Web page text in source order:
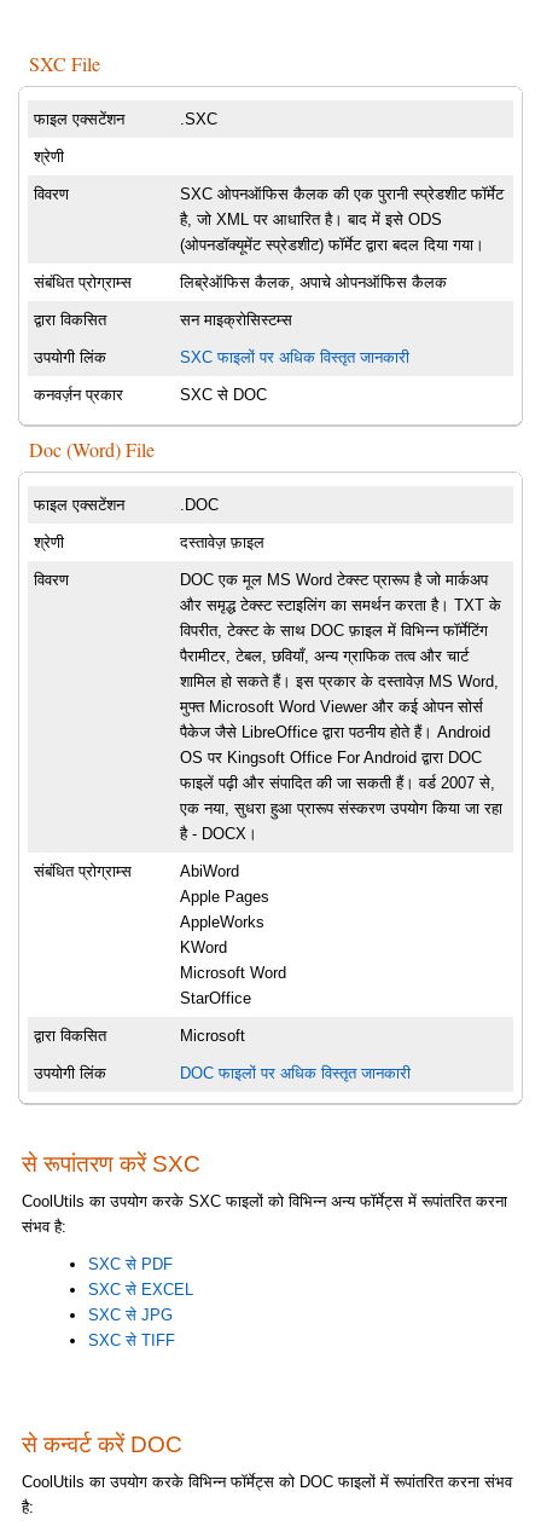
SXC File
फाइल एक्सटेंशन .SXC
श्रेणी
विवरण
SXC ओपनऑफिस कैलक की एक पुरानी स्प्रेडशीट फॉर्मेट
है, जो XML पर आधारित है। बाद में इसे ODS
(ओपनडॉक्यूमेंट स्प्रेडशीट) फॉर्मेट द्वारा बदल दिया गया।
संबंधित प्रोग्राम्स लिब्रेऑफिस कैलक, अपाचे ओपनऑफिस कैलक
द्वारा विकसित सन माइक्रोसिस्टम्स
उपयोगी लिंक SXC फाइलों पर अधिक विस्तृत जानकारी
कनवर्ज़न प्रकार SXC से DOC
Doc (Word) File
फाइल एक्सटेंशन .DOC
श्रेणी दस्तावेज़ फ़ाइल
विवरण
DOC एक मूल MS Word टेक्स्ट प्रारूप है जो मार्कअप
और समृद्ध टेक्स्ट स्टाइलिंग का समर्थन करता है। TXT के
विपरीत, टेक्स्ट के साथ DOC फ़ाइल में विभिन्न फॉर्मेटिंग
पैरामीटर, टेबल, छवियाँ, अन्य ग्राफिक तत्व और चार्ट
शामिल हो सकते हैं। इस प्रकार के दस्तावेज़ MS Word,
मुफ्त Microsoft Word Viewer और कई ओपन सोर्स
पैकेज जैसे LibreOffice द्वारा पठनीय होते हैं। Android
OS पर Kingsoft Office For Android द्वारा DOC
फाइलें पढ़ी और संपादित की जा सकती हैं। वर्ड 2007 से,
एक नया, सुधरा हुआ प्रारूप संस्करण उपयोग किया जा रहा
है - DOCX।
संबंधित प्रोग्राम्स
AbiWord
Apple Pages
AppleWorks
KWord
Microsoft Word
StarOffice
द्वारा विकसित Microsoft
उपयोगी लिंक DOC फाइलों पर अधिक विस्तृत जानकारी
से रूपांतरण करें SXC
CoolUtils का उपयोग करके SXC फाइलों को विभिन्न अन्य फॉर्मेट्स में रूपांतरित करना
संभव है:
SXC से PDF
SXC से EXCEL
SXC से JPG
SXC से TIFF
से कन्वर्ट करें DOC
CoolUtils का उपयोग करके विभिन्न फॉर्मेट्स को DOC फाइलों में रूपांतरित करना संभव
है: